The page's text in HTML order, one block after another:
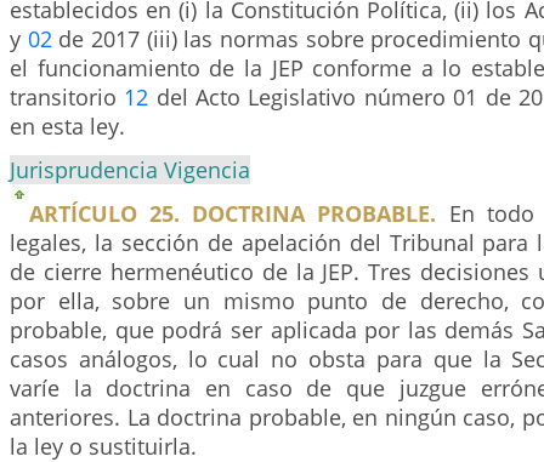
establecidos en (i) la Constitución Política, (ii) los
y 02de 2017 (iii) las normas sobre procedimiento
el funcionamiento de la JEP conforme a lo
transitorio 12 del Acto Legislativo número 01 de
en esta ley.
Jurisprudencia Vigencia
ARTÍCULO 25. DOCTRINA PROBABLE. En todo
legales, la sección de apelación del Tribunal para
de cierre hermenéutico de la JEP. Tres
por ella, sobre un mismo punto de derecho,
probable, que podrá ser aplicada por las demás
casos análogos, lo cual no obsta para que la
varíe la doctrina en caso de que juzgue
anteriores. La doctrina probable, en ningún caso,
la ley o sustituirla.